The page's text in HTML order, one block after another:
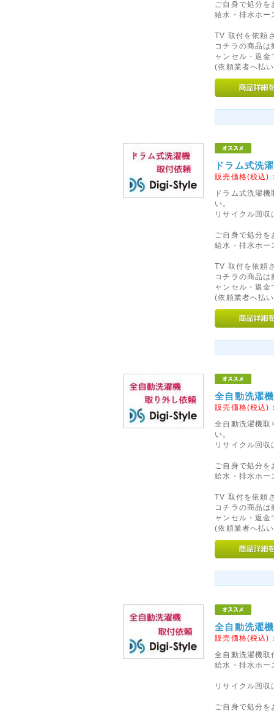
※当店は2014年4月1日以降も
価格表示を継続いたします!
◇Apple社製パソコンに対
ご要望いただいておりました
フォーアクシデント」の販売を
2014年04月11日
<重要>ソニーパーソナルコ
お願い
2014年2月に発売しましたソ
合により、当該バッテリーパ
能性があることが判明いたしま
◇営業完全再開のお知らせ◇
このたびは弊社が委託してお
障害の影響により、お客様に
りお詫び申し上げます。
また、心配や励ましの言葉を
せていただく運びとなりました
今後も変わらぬご愛顧のほど
2014年05月17日
◇モルファンブロックの取
イギリスからやって来たモル
優れた教育向けの組み立てブロ
MORPHUN JAPAN
の販売を実現いたしました。
◇代金引換手数料と基本送
10月1日ご注文分より、「代金
行わせていただきます。
なにとぞご理解のほど、よろし
2015年08月27日
<重要>富士通ノートパソコ
富士通社製ノートパソコンに
された一部のバッテリパック
ご自身で処分を
給水・排水ホー
TV 取付を依頼
コチラの商品
ャンセル・返
(依頼業者へ払
ドラム式洗
販売価格(税込)
ドラム式洗濯
い。
リサイクル回
ご自身で処分を
給水・排水ホー
TV 取付を依頼
コチラの商品
ャンセル・返
(依頼業者へ払
全自動洗濯
販売価格(税込)
全自動洗濯機取
い。
リサイクル回
ご自身で処分を
給水・排水ホー
TV 取付を依頼
コチラの商品
ャンセル・返
(依頼業者へ払
全自動洗濯
販売価格(税込)
全自動洗濯機取
給水・排水ホー
リサイクル回
ご自身で処分を